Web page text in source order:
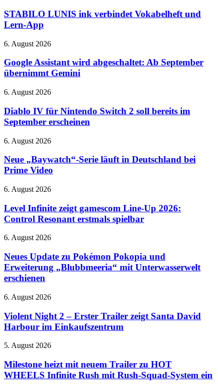
ink
verbindet
Vokabelheft
Lern-
STABILO LUNIS ink verbindet Vokabelheft und
Lern-App
Google
wird
abgeschaltet:
Ab
übernimmt
6. August 2026
Google Assistant wird abgeschaltet: Ab September
übernimmt Gemini
Diablo
für
Nintendo
Switch
soll
im
September
6. August 2026
Diablo IV für Nintendo Switch 2 soll bereits im
September erscheinen
Neue
Serie
läuft
in
bei
Video
6. August 2026
Neue „Baywatch“-Serie läuft in Deutschland bei
Prime Video
Level
zeigt
gamescom
Line-
2026:
Resonant
erstmals
spielbar
6. August 2026
Level Infinite zeigt gamescom Line-Up 2026:
Control Resonant erstmals spielbar
Neues
zu
Pokémon
Pokopia
und
„Blubbmeeria“
Unterwasserwelt
erschienen
6. August 2026
Neues Update zu Pokémon Pokopia und
Erweiterung „Blubbmeeria“ mit Unterwasserwelt
erschienen
Violent
2
–
Erster
zeigt
David
Harbour
6. August 2026
Violent Night 2 – Erster Trailer zeigt Santa David
Harbour im Einkaufszentrum
Milestone
mit
neuem
Trailer
5. August 2026
Milestone heizt mit neuem Trailer zu HOT
WHEELS Infinite Rush mit Rush-Squad-System ein